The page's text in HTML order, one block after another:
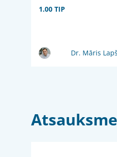
1.00 TIP
Dr. Māris